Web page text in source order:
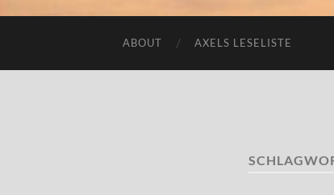
ABOUT AXELS LESELISTE